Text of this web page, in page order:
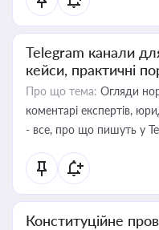
Telegram канали
кейси, практичні
Про що тема: Огляди
коментарі експертів,
- все, про що пишуть у
Конституційне